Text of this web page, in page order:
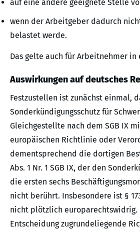
auf eine andere geeignete Stelle
wenn der Arbeitgeber dadurch
belastet werde.
Das gelte auch für Arbeitnehmer in
Auswirkungen auf deutsches
Festzustellen ist zunächst einmal,
Sonderkündigungsschutz für
Gleichgestellte nach dem SGB IX
europäischen Richtlinie oder
dementsprechend die dortigen
Abs. 1 Nr. 1 SGB IX, der den
die ersten sechs
nicht berührt. Insbesondere ist § 173
nicht plötzlich europarechtswidrig.
Entscheidung zugrundeliegende